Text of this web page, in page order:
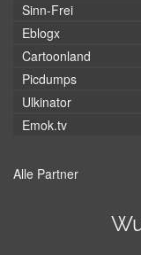
Sinn-Frei
Eblogx
Cartoonland
Picdumps
Ulkinator
Emok.tv
Alle Partner